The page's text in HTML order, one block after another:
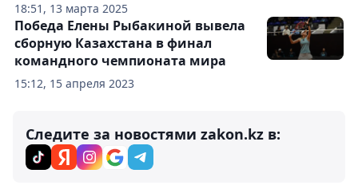
18:51, 13 марта 2025
15:12, 15 апреля 2023
Победа Елены Рыбакиной вывела
сборную Казахстана в финал
командного чемпионата мира
Следите за новостями zakon.kz в: